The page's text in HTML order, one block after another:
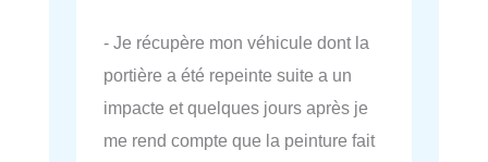
- Je récupère mon véhicule dont la
portière a été repeinte suite a un
impacte et quelques jours après je
me rend compte que la peinture fait